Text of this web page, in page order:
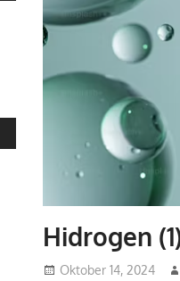
Hidrogen
Oktober 14, 2024